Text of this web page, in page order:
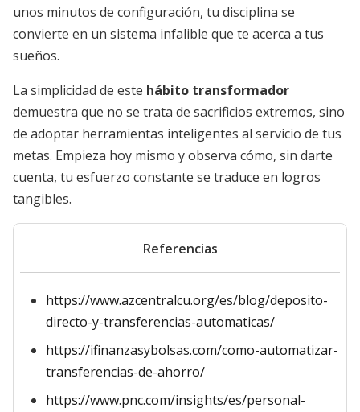
unos minutos de configuración, tu disciplina se
convierte en un sistema infalible que te acerca a tus
sueños.
La simplicidad de este hábito transformador
demuestra que no se trata de sacrificios extremos, sino
de adoptar herramientas inteligentes al servicio de tus
metas. Empieza hoy mismo y observa cómo, sin darte
cuenta, tu esfuerzo constante se traduce en logros
tangibles.
Referencias
https://www.azcentralcu.org/es/blog/deposito-
directo-y-transferencias-automaticas/
https://ifinanzasybolsas.com/como-automatizar-
transferencias-de-ahorro/
https://www.pnc.com/insights/es/personal-